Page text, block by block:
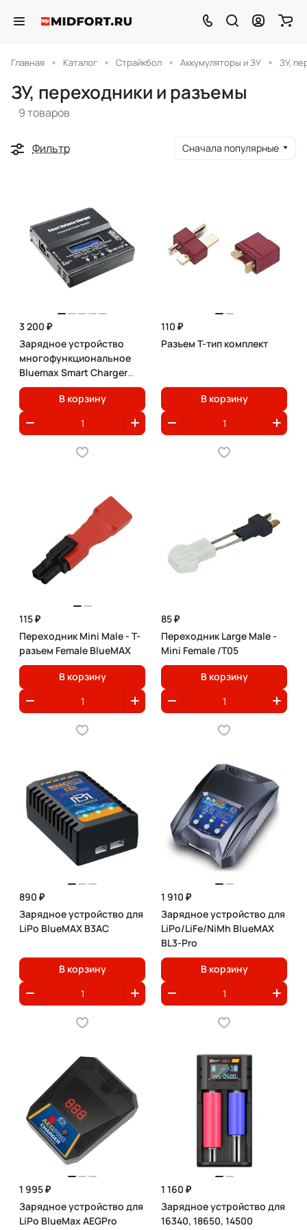
Главная Каталог Страйкбол Аккумуляторы и ЗУ ЗУ,
ЗУ, переходники и разъемы
9 товаров
Фильтр Сначала популярные
3 200 ₽
Зарядное устройство
многофункциональное
Bluemax Smart Charger
80W
В корзину
110 ₽
Разъем T-тип комплект
В корзину
115 ₽
Переходник Mini Male - T-
разъем Female BlueMAX
В корзину
85 ₽
Переходник Large Male -
Mini Female /T05
В корзину
890 ₽
Зарядное устройство для
LiPo BlueMAX B3AC
В корзину
1 910 ₽
Зарядное устройство для
LiPo/LiFe/NiMh BlueMAX
BL3-Pro
В корзину
1 995 ₽
Зарядное устройство для
LiPo BlueMax AEGPro
1 160 ₽
Зарядное устройство для
16340, 18650, 14500